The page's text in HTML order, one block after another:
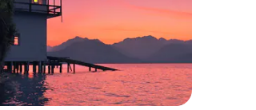
média de 5, 64 avaliações